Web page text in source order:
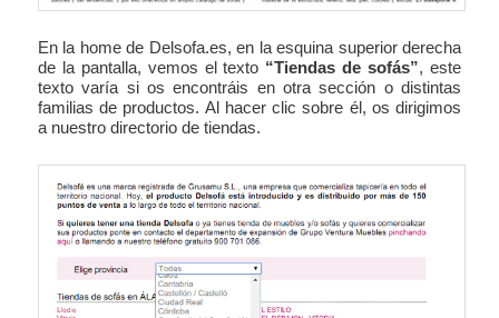
En la home de Delsofa.es, en la esquina superior derecha
de la pantalla, vemos el texto “Tiendas de sofás”, este
texto varía si os encontráis en otra sección o distintas
familias de productos. Al hacer clic sobre él, os dirigimos
a nuestro directorio de tiendas.